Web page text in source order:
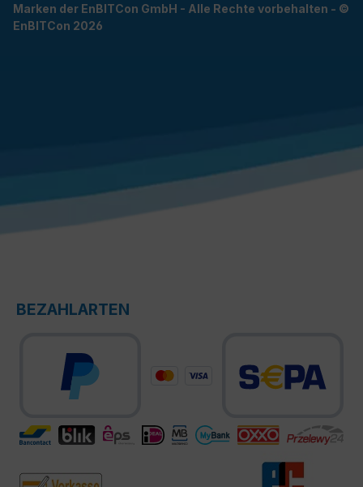
Marken der EnBITCon GmbH - Alle Rechte vorbehalten - ©
EnBITCon 2026
BEZAHLARTEN